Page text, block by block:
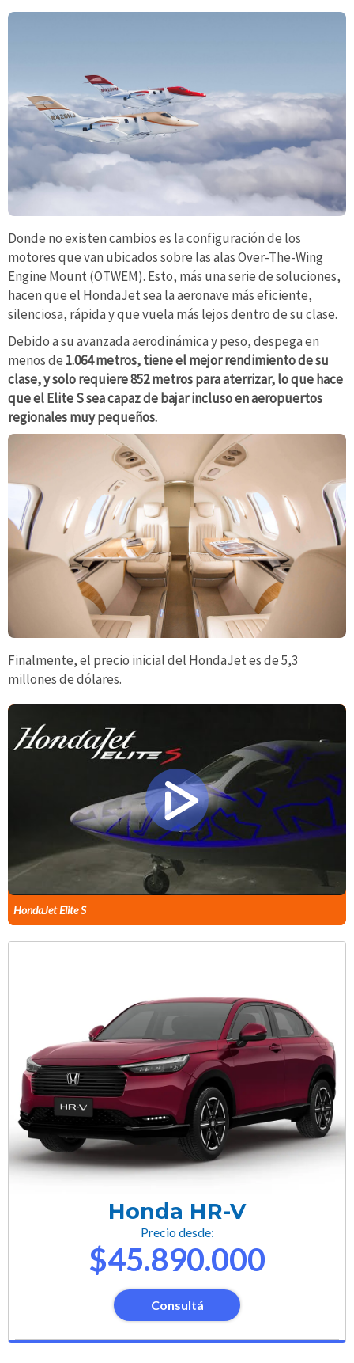
Donde no existen cambios es la configuración de los
motores que van ubicados sobre las alas Over-The-Wing
Engine Mount (OTWEM). Esto, más una serie de soluciones,
hacen que el HondaJet sea la aeronave más eficiente,
silenciosa, rápida y que vuela más lejos dentro de su clase.
Debido a su avanzada aerodinámica y peso, despega en
menos de 1.064 metros, tiene el mejor rendimiento de su
clase, y solo requiere 852 metros para aterrizar, lo que hace
que el Elite S sea capaz de bajar incluso en aeropuertos
regionales muy pequeños.
Finalmente, el precio inicial del HondaJet es de 5,3
millones de dólares.
HondaJet Elite S
Honda HR-V
Precio desde:
$45.890.000
Consultá